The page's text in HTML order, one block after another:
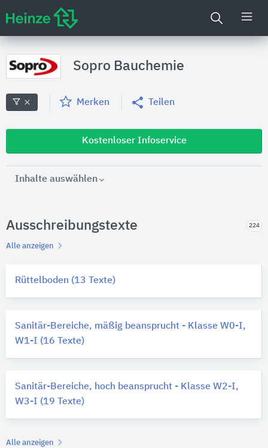
Sopro Bauchemie
Merken Teilen
Kostenloser Infoservice
Inhalte auswählen
Ausschreibungstexte 224
Alle anzeigen
Rüttelboden (13 Texte)
Sanitär-Bereiche, mäßig beansprucht - Klasse W0-I,
W1-I (16 Texte)
Sanitär-Bereiche, hoch beansprucht - Klasse W2-I,
W3-I (19 Texte)
Alle anzeigen